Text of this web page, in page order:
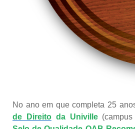
No ano em que completa 25
de Direitoda Univille